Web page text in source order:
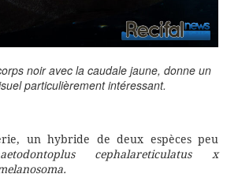
noir avec la caudale jaune, donne un
particulièrement intéressant.
un hybride de deux espèces peu
cephalareticulatus x